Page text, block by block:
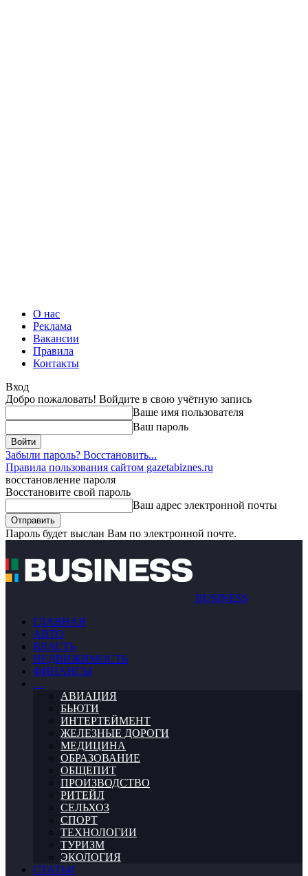
О нас
Реклама
Вакансии
Правила
Контакты
Вход
Добро пожаловать! Войдите в свою учётную запись
Ваше имя пользователя
Ваш пароль
Забыли пароль? Восстановить...
Правила пользования сайтом gazetabiznes.ru
восстановление пароля
Восстановите свой пароль
Ваш адрес электронной почты
Пароль будет выслан Вам по электронной почте.
BUSINESS
ГЛАВНАЯ
АВТО
ВЛАСТЬ
НЕДВИЖИМОСТЬ
ФИНАНСЫ
…
АВИАЦИЯ
БЬЮТИ
ИНТЕРТЕЙМЕНТ
ЖЕЛЕЗНЫЕ ДОРОГИ
МЕДИЦИНА
ОБРАЗОВАНИЕ
ОБЩЕПИТ
ПРОИЗВОДСТВО
РИТЕЙЛ
СЕЛЬХОЗ
СПОРТ
ТЕХНОЛОГИИ
ТУРИЗМ
ЭКОЛОГИЯ
СТАТЬИ